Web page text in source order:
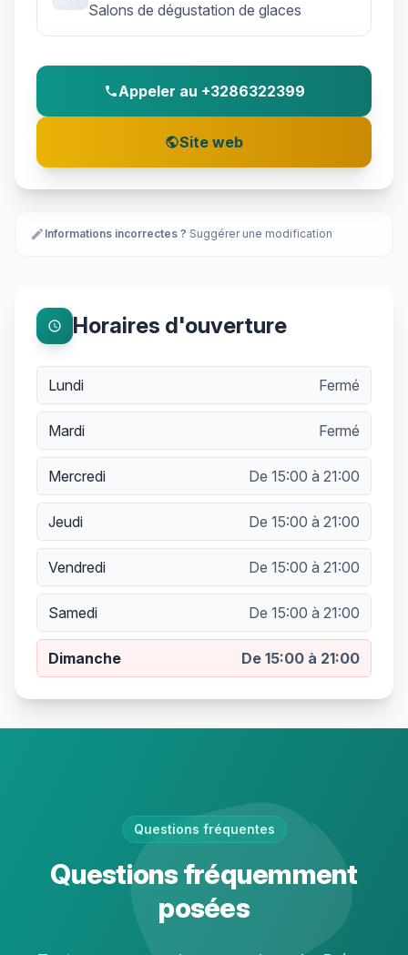
Salons de dégustation de glaces
phoneAppeler au +3286322399
publicSite web
edit Informations incorrectes ? Suggérer une modification
schedule Horaires d'ouverture
Lundi Fermé
Mardi Fermé
Mercredi De 15:00 à 21:00
Jeudi De 15:00 à 21:00
Vendredi De 15:00 à 21:00
Samedi De 15:00 à 21:00
Dimanche De 15:00 à 21:00
Questions fréquentes
Questions fréquemment
posées